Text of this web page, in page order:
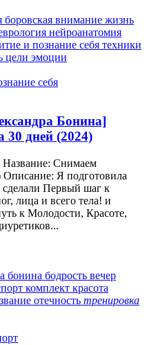
боровская внимание жизнь
нейроанатомия
и познание себя техники
цели эмоции
себя
Бонина]
30 дней (2024)
Название: Снимаем
Описание: Я подготовила
сделали Первый шаг к
лица и всего тела! и
к Молодости, Красоте,
бонина бодрость вечер
комплект красота
отечность тренировка